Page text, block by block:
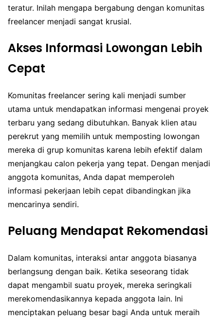
teratur. Inilah mengapa bergabung dengan komunitas
freelancer menjadi sangat krusial.
Akses Informasi Lowongan Lebih
Cepat
Komunitas freelancer sering kali menjadi sumber
utama untuk mendapatkan informasi mengenai proyek
terbaru yang sedang dibutuhkan. Banyak klien atau
perekrut yang memilih untuk memposting lowongan
mereka di grup komunitas karena lebih efektif dalam
menjangkau calon pekerja yang tepat. Dengan menjadi
anggota komunitas, Anda dapat memperoleh
informasi pekerjaan lebih cepat dibandingkan jika
mencarinya sendiri.
Peluang Mendapat Rekomendasi
Dalam komunitas, interaksi antar anggota biasanya
berlangsung dengan baik. Ketika seseorang tidak
dapat mengambil suatu proyek, mereka seringkali
merekomendasikannya kepada anggota lain. Ini
menciptakan peluang besar bagi Anda untuk meraih